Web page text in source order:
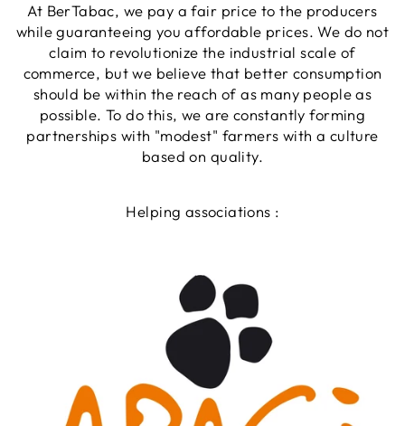
At BerTabac, we pay a fair price to the producers
while guaranteeing you affordable prices. We do not
claim to revolutionize the industrial scale of
commerce, but we believe that better consumption
should be within the reach of as many people as
possible. To do this, we are constantly forming
partnerships with "modest" farmers with a culture
based on quality.
Helping associations :